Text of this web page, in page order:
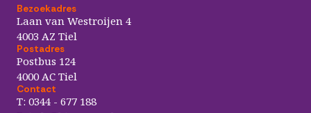
Bezoekadres
Laan van Westroijen 4
4003 AZ Tiel
Postadres
Postbus 124
4000 AC Tiel
Contact
T: 0344 - 677 188